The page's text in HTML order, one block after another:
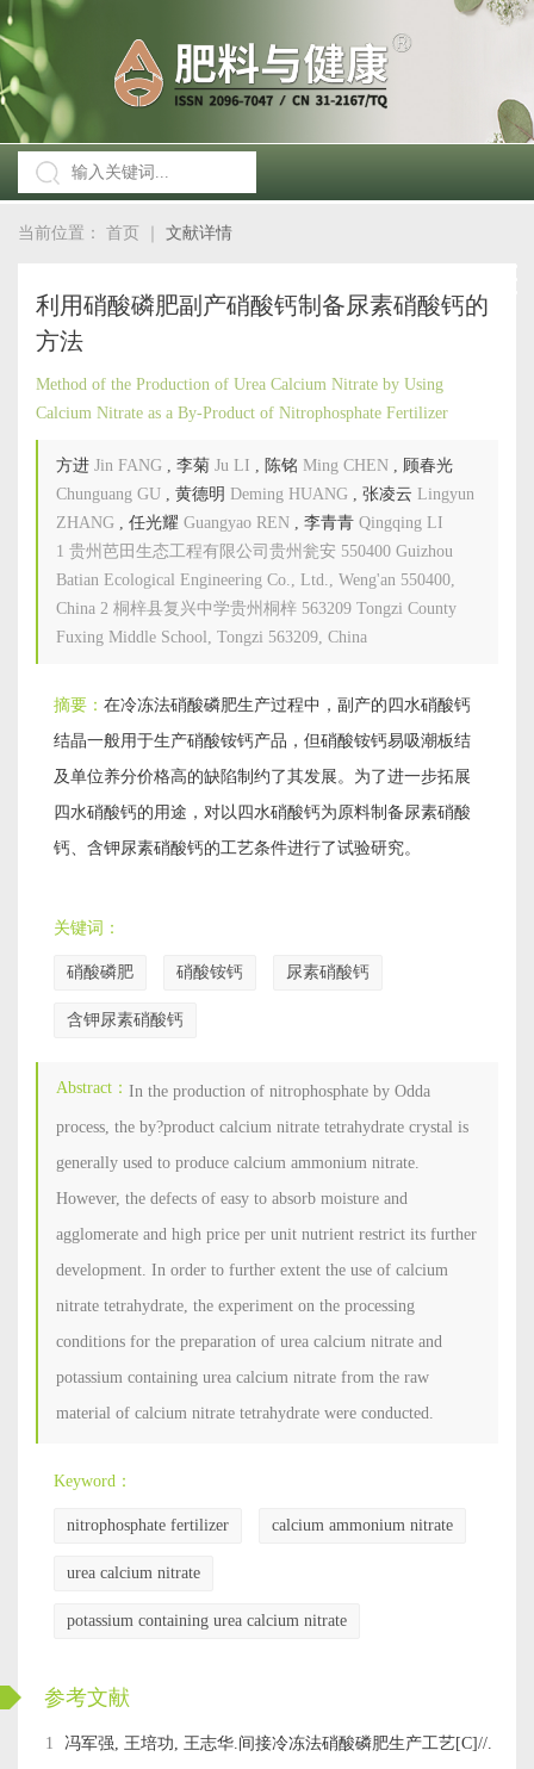
当前位置： 首页 文献详情
利用硝酸磷肥副产硝酸钙制备尿素硝酸钙的
方法
Method of the Production of Urea Calcium Nitrate by Using
Calcium Nitrate as a By-Product of Nitrophosphate Fertilizer
方进 Jin FANG , 李菊 Ju LI , 陈铭 Ming CHEN , 顾春光
Chunguang GU , 黄德明 Deming HUANG , 张凌云 Lingyun
ZHANG , 任光耀 Guangyao REN , 李青青 Qingqing LI
1 贵州芭田生态工程有限公司贵州瓮安 550400 Guizhou
Batian Ecological Engineering Co., Ltd., Weng'an 550400,
China 2 桐梓县复兴中学贵州桐梓 563209 Tongzi County
Fuxing Middle School, Tongzi 563209, China
摘要： 在冷冻法硝酸磷肥生产过程中，副产的四水硝酸钙
结晶一般用于生产硝酸铵钙产品，但硝酸铵钙易吸潮板结
及单位养分价格高的缺陷制约了其发展。为了进一步拓展
四水硝酸钙的用途，对以四水硝酸钙为原料制备尿素硝酸
钙、含钾尿素硝酸钙的工艺条件进行了试验研究。
关键词：
硝酸磷肥 硝酸铵钙 尿素硝酸钙
含钾尿素硝酸钙
Abstract： In the production of nitrophosphate by Odda
process, the by?product calcium nitrate tetrahydrate crystal is
generally used to produce calcium ammonium nitrate.
However, the defects of easy to absorb moisture and
agglomerate and high price per unit nutrient restrict its further
development. In order to further extent the use of calcium
nitrate tetrahydrate, the experiment on the processing
conditions for the preparation of urea calcium nitrate and
potassium containing urea calcium nitrate from the raw
material of calcium nitrate tetrahydrate were conducted.
Keyword：
nitrophosphate fertilizer calcium ammonium nitrate
urea calcium nitrate
potassium containing urea calcium nitrate
ckwx
参考文献
1
冯军强, 王培功, 王志华.间接冷冻法硝酸磷肥生产工艺[C]//.